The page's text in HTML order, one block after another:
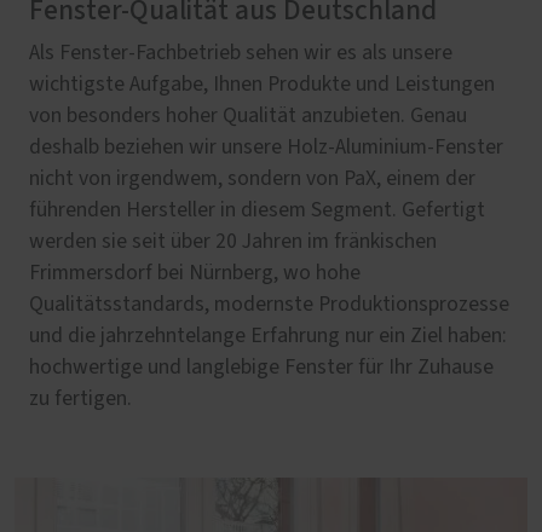
Fenster-Qualität aus Deutschland
Als Fenster-Fachbetrieb sehen wir es als unsere
wichtigste Aufgabe, Ihnen Produkte und Leistungen
von besonders hoher Qualität anzubieten. Genau
deshalb beziehen wir unsere Holz-Aluminium-Fenster
nicht von irgendwem, sondern von PaX, einem der
führenden Hersteller in diesem Segment. Gefertigt
werden sie seit über 20 Jahren im fränkischen
Frimmersdorf bei Nürnberg, wo hohe
Qualitätsstandards, modernste Produktionsprozesse
und die jahrzehntelange Erfahrung nur ein Ziel haben:
hochwertige und langlebige Fenster für Ihr Zuhause
zu fertigen.